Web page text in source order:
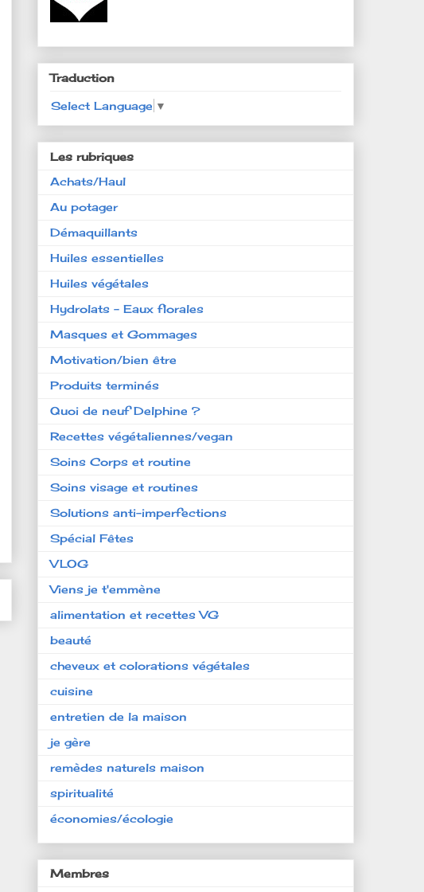
Traduction
Select Language ▼
Les rubriques
Achats/Haul
Au potager
Démaquillants
Huiles essentielles
Huiles végétales
Hydrolats - Eaux florales
Masques et Gommages
Motivation/bien être
Produits terminés
Quoi de neuf Delphine ?
Recettes végétaliennes/vegan
Soins Corps et routine
Soins visage et routines
Solutions anti-imperfections
Spécial Fêtes
VLOG
Viens je t'emmène
alimentation et recettes VG
beauté
cheveux et colorations végétales
cuisine
entretien de la maison
je gère
remèdes naturels maison
spiritualité
économies/écologie
Membres